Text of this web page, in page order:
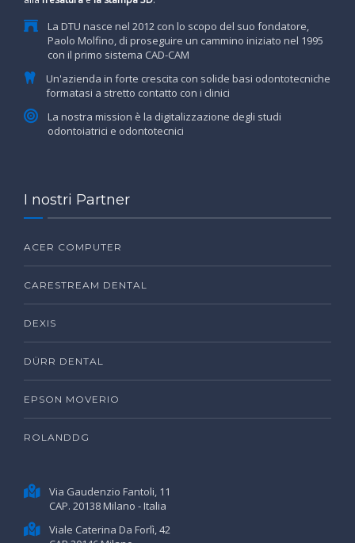
La DTU nasce nel 2012 con lo scopo del suo fondatore,
Paolo Molfino, di proseguire un cammino iniziato nel 1995
con il primo sistema CAD-CAM
Un'azienda in forte crescita con solide basi odontotecniche
formatasi a stretto contatto con i clinici
La nostra mission è la digitalizzazione degli studi
odontoiatrici e odontotecnici
I nostri Partner
ACER COMPUTER
CARESTREAM DENTAL
DEXIS
DÜRR DENTAL
EPSON MOVERIO
ROLANDDG
Via Gaudenzio Fantoli, 11
CAP. 20138 Milano - Italia
Viale Caterina Da Forlì, 42